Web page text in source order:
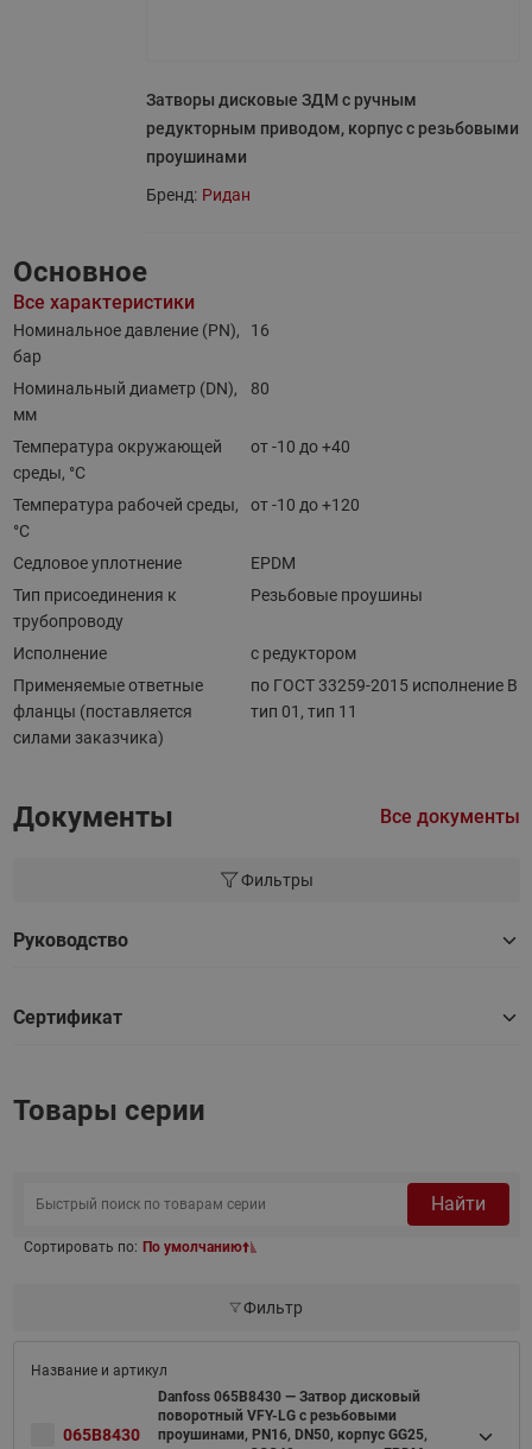
Затворы дисковые ЗДМ с ручным
редукторным приводом, корпус с резьбовыми
проушинами
Бренд: Ридан
Основное
Все характеристики
Номинальное давление (PN),
бар
16
Номинальный диаметр (DN),
мм
80
Температура окружающей
среды, °С
от -10 до +40
Температура рабочей среды,
°С
от -10 до +120
Седловое уплотнение
EPDM
Тип присоединения к
трубопроводу
Резьбовые проушины
Исполнение
с редуктором
Применяемые ответные
фланцы (поставляется
силами заказчика)
по ГОСТ 33259-2015 исполнение В
тип 01, тип 11
Документы Все документы
Фильтры
Руководство
Сертификат
Товары серии
Найти
Сортировать по: По умолчанию
Фильтр
065B8430
Danfoss 065B8430 — Затвор дисковый
поворотный VFY-LG с резьбовыми
проушинами, PN16, DN50, корпус GG25,